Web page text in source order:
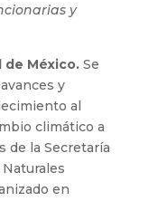
y
de México. Se
y
al
climático a
de la Secretaría
en